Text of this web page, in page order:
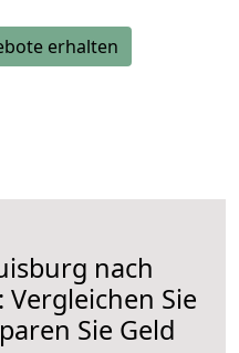
erhalten
nach
Sie
Sie Geld